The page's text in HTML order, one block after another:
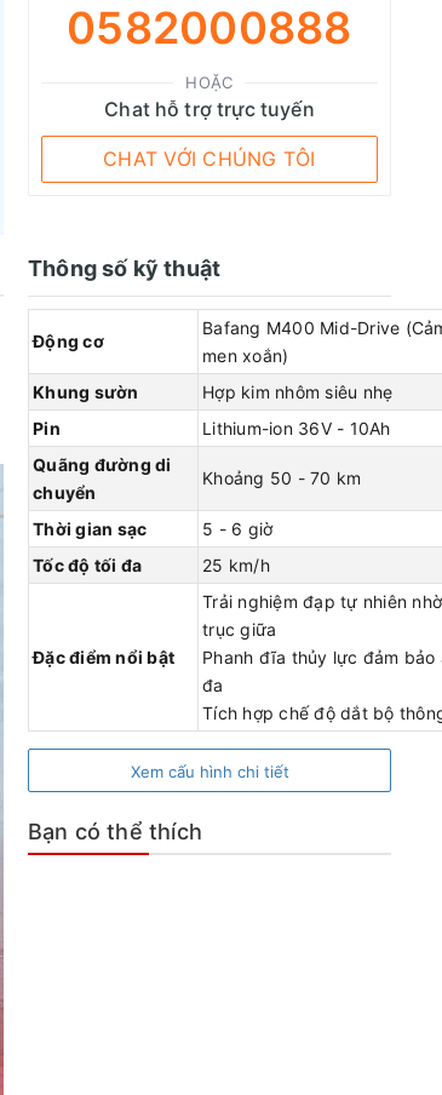
0582000888
HOẶC
Chat hỗ trợ trực tuyến
CHAT VỚI CHÚNG TÔI
Thông số kỹ thuật
Động cơ
Bafang M400 Mid-Drive
men xoắn)
Khung sườn
Hợp kim nhôm siêu nhẹ
Pin
Lithium-ion 36V - 10Ah
Quãng đường di
chuyển
Khoảng 50 - 70 km
Thời gian sạc
5 - 6 giờ
Tốc độ tối đa
25 km/h
Đặc điểm nổi bật
Trải nghiệm đạp tự nhiên
trục giữa
Phanh đĩa thủy lực đảm bảo
đa
Tích hợp chế độ dắt bộ
Xem cấu hình chi tiết
Bạn có thể thích